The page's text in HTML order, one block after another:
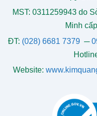
MST: 0311259943 do
Minh
ĐT: (028) 6681 7379 ─
Website: